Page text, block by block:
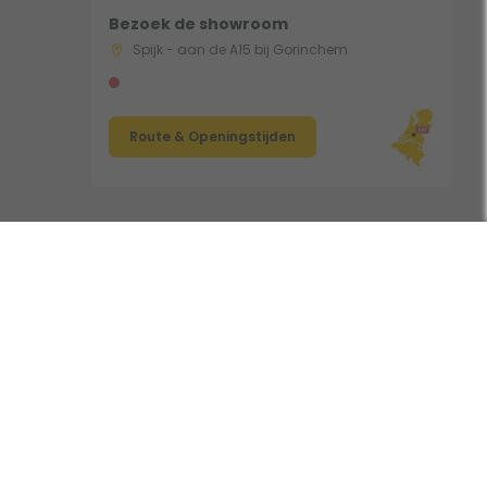
Bezoek de showroom
Spijk - aan de A15 bij Gorinchem
Route & Openingstijden